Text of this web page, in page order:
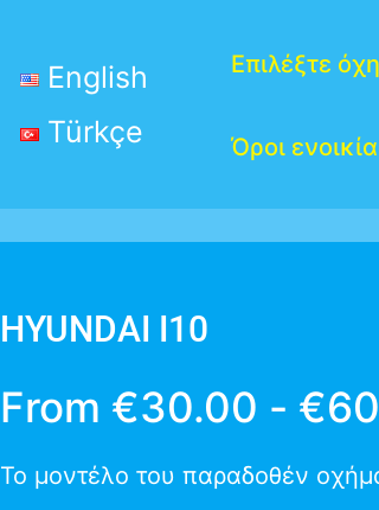
English
Türkçe
Επιλέξτε
Όροι
HYUNDAI I10
From €30.00 - €
Το μοντέλο του παραδοθέν